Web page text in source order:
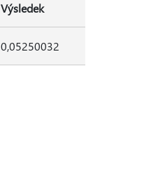
Výsledek
0,05250032